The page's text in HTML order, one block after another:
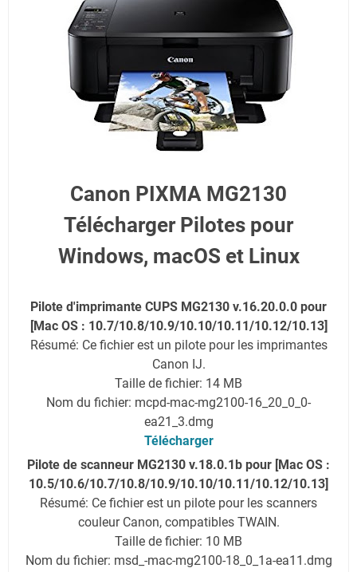
Canon PIXMA MG2130
Télécharger Pilotes pour
Windows, macOS et Linux
Pilote d'imprimante CUPS MG2130 v.16.20.0.0 pour
[Mac OS : 10.7/10.8/10.9/10.10/10.11/10.12/10.13]
Résumé: Ce fichier est un pilote pour les imprimantes
Canon IJ.
Taille de fichier: 14 MB
Nom du fichier: mcpd-mac-mg2100-16_20_0_0-
ea21_3.dmg
Télécharger
Pilote de scanneur MG2130 v.18.0.1b pour [Mac OS :
10.5/10.6/10.7/10.8/10.9/10.10/10.11/10.12/10.13]
Résumé: Ce fichier est un pilote pour les scanners
couleur Canon, compatibles TWAIN.
Taille de fichier: 10 MB
Nom du fichier: msd_-mac-mg2100-18_0_1a-ea11.dmg